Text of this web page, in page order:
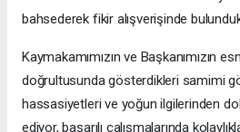
bahsederek fikir alışverişinde
Kaymakamımızın ve Başkanımızın
doğrultusunda gösterdikleri samimi
hassasiyetleri ve yoğun ilgilerinden
ediyor, başarılı çalışmalarında